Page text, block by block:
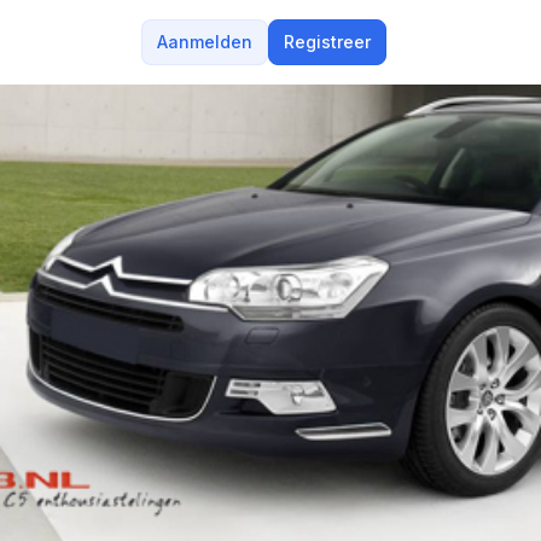
Aanmelden Registreer